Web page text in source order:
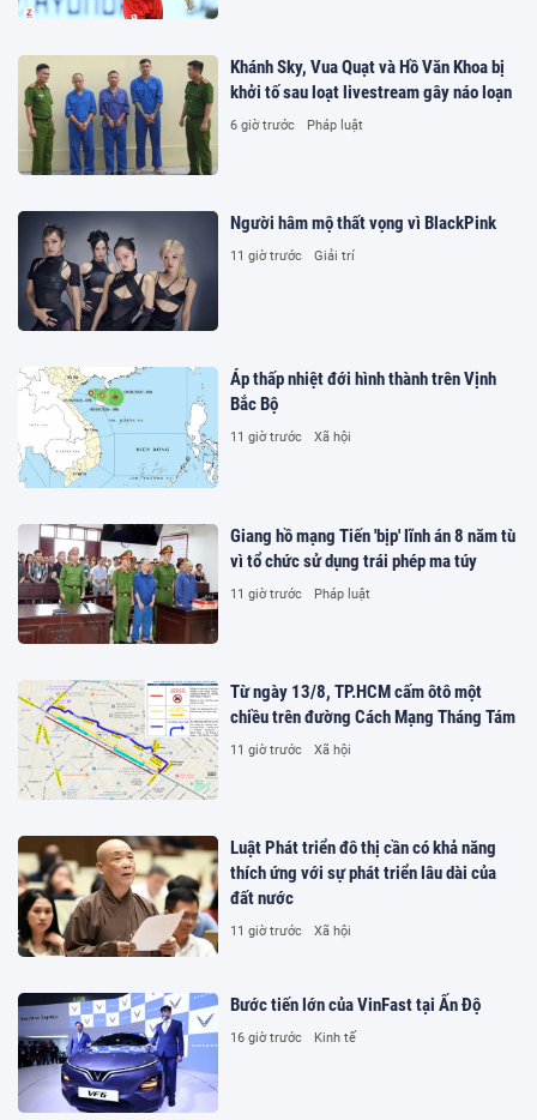
Khánh Sky, Vua Quạt và Hồ Văn Khoa bị
khởi tố sau loạt livestream gây náo loạn
6 giờ trước Pháp luật
Người hâm mộ thất vọng vì BlackPink
11 giờ trước Giải trí
Áp thấp nhiệt đới hình thành trên Vịnh
Bắc Bộ
11 giờ trước Xã hội
Giang hồ mạng Tiến 'bịp' lĩnh án 8 năm tù
vì tổ chức sử dụng trái phép ma túy
11 giờ trước Pháp luật
Từ ngày 13/8, TP.HCM cấm ôtô một
chiều trên đường Cách Mạng Tháng Tám
11 giờ trước Xã hội
Luật Phát triển đô thị cần có khả năng
thích ứng với sự phát triển lâu dài của
đất nước
11 giờ trước Xã hội
Bước tiến lớn của VinFast tại Ấn Độ
16 giờ trước Kinh tế